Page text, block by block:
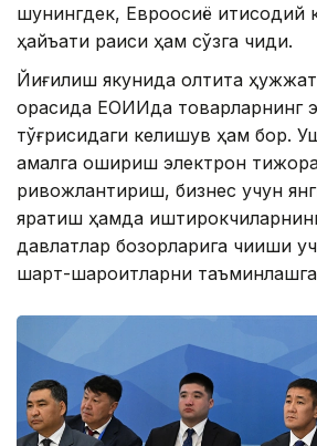
шунингдек, Евроосиё иқтисодий
ҳайъати раиси ҳам сўзга чиқди.
Йиғилиш якунида олтита
орасида ЕОИИда товарларнинг
тўғрисидаги келишув ҳам бор.
амалга ошириш электрон
ривожлантириш, бизнес учун
яратиш ҳамда
давлатлар бозорларига чиқиши
шарт-шароитларни таъминлашга